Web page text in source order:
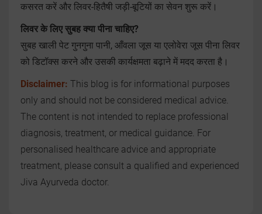
कसरत करें और लिवर-हितैषी जड़ी-बूटियों का सेवन शुरू करें।
लिवर के लिए सुबह क्या पीना चाहिए?
सुबह खाली पेट गुनगुना पानी, आँवला जूस या एलोवेरा जूस पीना लिवर
को डिटॉक्स करने और उसकी कार्यक्षमता बढ़ाने में मदद करता है।
Disclaimer: This blog is for informational purposes
only and should not be considered medical advice.
The content is not intended to replace professional
diagnosis, treatment, or medical guidance. For
personalised healthcare advice and appropriate
treatment, please consult a qualified and experienced
Jiva Ayurveda doctor.